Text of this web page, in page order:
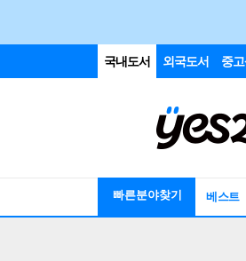
국내도서 외국도서 중
빠른분야찾기 베스트